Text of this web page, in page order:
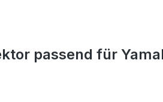
passend für